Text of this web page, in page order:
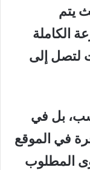
يتم
الكاملة
بين 3 دولارات لتصل إلى
بل في
في الموقع
المطلوب